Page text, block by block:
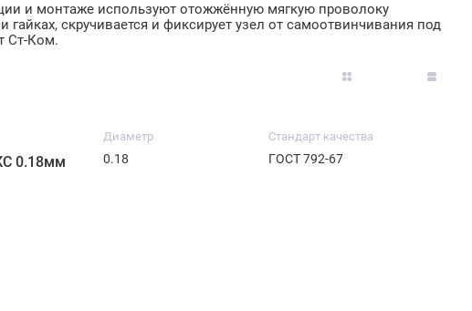
и монтаже используют отожжённую мягкую проволоку
скручивается и фиксирует узел от самоотвинчивания под
Ст-Ком.
0.18мм
Диаметр
0.18
Стандарт качества
ГОСТ 792-67